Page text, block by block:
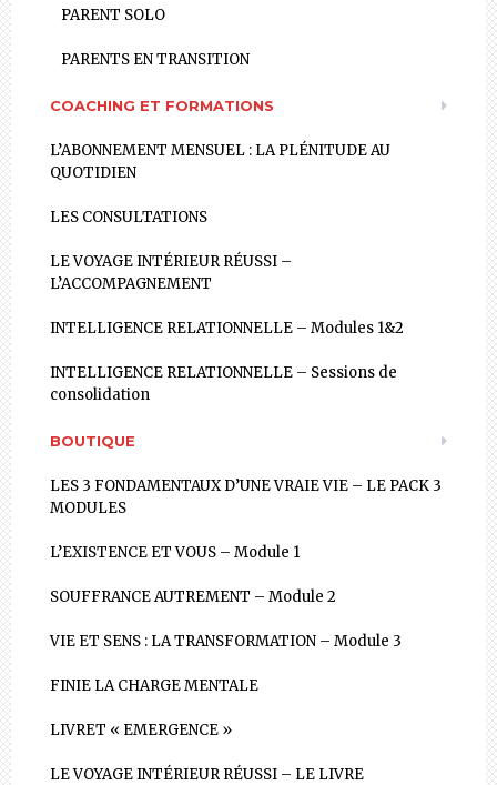
PARENT SOLO
PARENTS EN TRANSITION
COACHING ET FORMATIONS
L’ABONNEMENT MENSUEL : LA PLÉNITUDE AU
QUOTIDIEN
LES CONSULTATIONS
LE VOYAGE INTÉRIEUR RÉUSSI –
L’ACCOMPAGNEMENT
INTELLIGENCE RELATIONNELLE – Modules 1&2
INTELLIGENCE RELATIONNELLE – Sessions de
consolidation
BOUTIQUE
LES 3 FONDAMENTAUX D’UNE VRAIE VIE – LE PACK 3
MODULES
L’EXISTENCE ET VOUS – Module 1
SOUFFRANCE AUTREMENT – Module 2
VIE ET SENS : LA TRANSFORMATION – Module 3
FINIE LA CHARGE MENTALE
LIVRET « EMERGENCE »
LE VOYAGE INTÉRIEUR RÉUSSI – LE LIVRE